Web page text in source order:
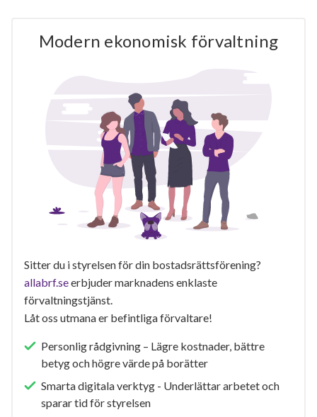
Modern ekonomisk förvaltning
Sitter du i styrelsen för din bostadsrättsförening?
allabrf.seerbjuder marknadens enklaste
förvaltningstjänst.
Låt oss utmana er befintliga förvaltare!
Personlig rådgivning – Lägre kostnader, bättre
betyg och högre värde på borätter
Smarta digitala verktyg - Underlättar arbetet och
sparar tid för styrelsen